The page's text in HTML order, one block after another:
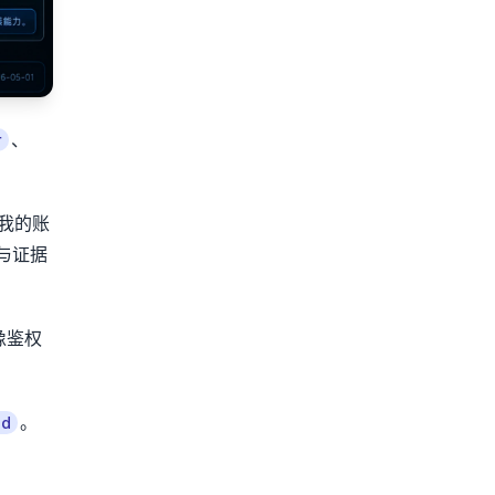
、
的账
证据
鉴权
。